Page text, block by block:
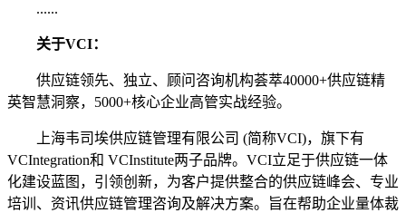
......
关于VCI：
供应链领先、独立、顾问咨询机构荟萃40000+供应链精
英智慧洞察，5000+核心企业高管实战经验。
上海韦司埃供应链管理有限公司 (简称VCI)，旗下有
VCIntegration和 VCInstitute两子品牌。VCI立足于供应链一体
化建设蓝图，引领创新，为客户提供整合的供应链峰会、专业
培训、资讯供应链管理咨询及解决方案。旨在帮助企业量体裁